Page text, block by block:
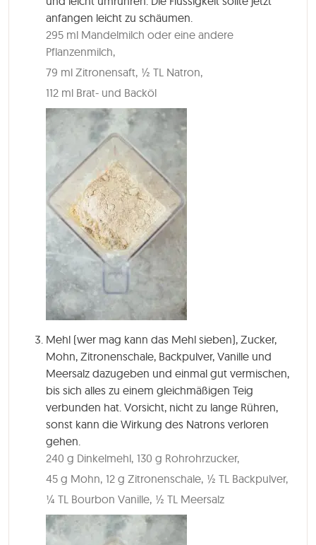
anfangen leicht zu schäumen.
295 ml Mandelmilch oder eine andere
Pflanzenmilch,
79 ml Zitronensaft, ½ TL Natron,
112 ml Brat- und Backöl
Mehl (wer mag kann das Mehl sieben), Zucker,
Mohn, Zitronenschale, Backpulver, Vanille und
Meersalz dazugeben und einmal gut vermischen,
bis sich alles zu einem gleichmäßigen Teig
verbunden hat. Vorsicht, nicht zu lange Rühren,
sonst kann die Wirkung des Natrons verloren
gehen.
240 g Dinkelmehl, 130 g Rohrohrzucker,
45 g Mohn, 12 g Zitronenschale, ½ TL Backpulver,
¼ TL Bourbon Vanille, ½ TL Meersalz